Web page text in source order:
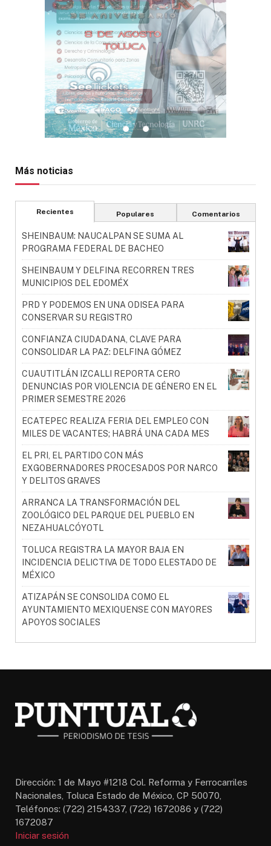
Más noticias
Recientes Populares Comentarios
SHEINBAUM: NAUCALPAN SE SUMA AL
PROGRAMA FEDERAL DE BACHEO
SHEINBAUM Y DELFINA RECORREN TRES
MUNICIPIOS DEL EDOMÉX
PRD Y PODEMOS EN UNA ODISEA PARA
CONSERVAR SU REGISTRO
CONFIANZA CIUDADANA, CLAVE PARA
CONSOLIDAR LA PAZ: DELFINA GÓMEZ
CUAUTITLÁN IZCALLI REPORTA CERO
DENUNCIAS POR VIOLENCIA DE GÉNERO EN EL
PRIMER SEMESTRE 2026
ECATEPEC REALIZA FERIA DEL EMPLEO CON
MILES DE VACANTES; HABRÁ UNA CADA MES
EL PRI, EL PARTIDO CON MÁS
EXGOBERNADORES PROCESADOS POR NARCO
Y DELITOS GRAVES
ARRANCA LA TRANSFORMACIÓN DEL
ZOOLÓGICO DEL PARQUE DEL PUEBLO EN
NEZAHUALCÓYOTL
TOLUCA REGISTRA LA MAYOR BAJA EN
INCIDENCIA DELICTIVA DE TODO ELESTADO DE
MÉXICO
ATIZAPÁN SE CONSOLIDA COMO EL
AYUNTAMIENTO MEXIQUENSE CON MAYORES
APOYOS SOCIALES
Dirección: 1 de Mayo #1218 Col. Reforma y Ferrocarriles
Nacionales, Toluca Estado de México, CP 50070,
Teléfonos: (722) 2154337, (722) 1672086 y (722)
1672087
Iniciar sesión